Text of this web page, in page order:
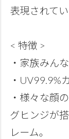
表現されて
< 特徴 >
・家族みん
・UV99.9%
・様々な顔
グヒンジが
レーム。